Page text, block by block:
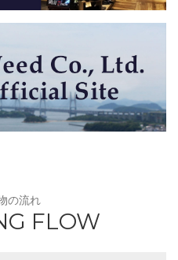
の流れ
FLOW